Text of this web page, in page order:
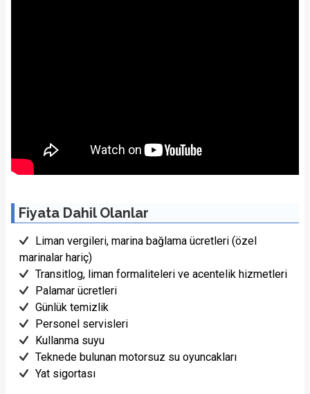
Fiyata Dahil Olanlar
Liman vergileri, marina bağlama ücretleri (özel
marinalar hariç)
Transitlog, liman formaliteleri ve acentelik hizmetleri
Palamar ücretleri
Günlük temizlik
Personel servisleri
Kullanma suyu
Teknede bulunan motorsuz su oyuncakları
Yat sigortası